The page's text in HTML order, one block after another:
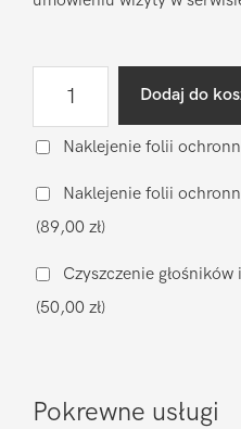
przycisku
Apple
iPhone
14
Pro
Dodaj do
Naklejenie folii
Naklejenie folii
(89,00 zł)
Czyszczenie głośników
(50,00 zł)
Pokrewne usługi